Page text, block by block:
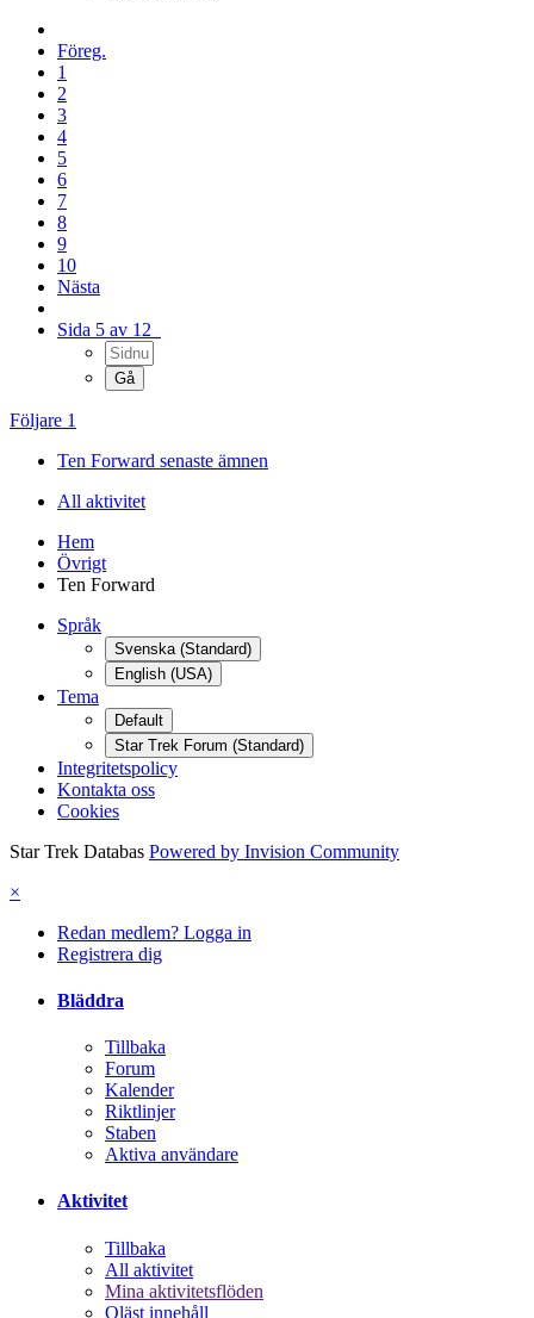
Föreg.
1
2
3
4
5
6
7
8
9
10
Nästa
Sida 5 av 12
Följare 1
Ten Forward senaste ämnen
All aktivitet
Hem
Övrigt
Ten Forward
Språk
Svenska (Standard)
English (USA)
Tema
Default
Star Trek Forum (Standard)
Integritetspolicy
Kontakta oss
Cookies
Star Trek Databas Powered by Invision Community
×
Redan medlem? Logga in
Registrera dig
Bläddra
Tillbaka
Forum
Kalender
Riktlinjer
Staben
Aktiva användare
Aktivitet
Tillbaka
All aktivitet
Mina aktivitetsflöden
Oläst innehåll